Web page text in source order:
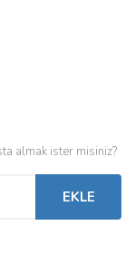
almak ister misiniz?
EKLE